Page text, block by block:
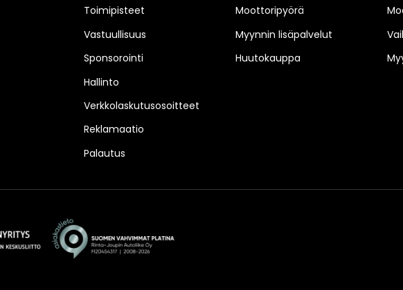
Toimipisteet
Vastuullisuus
Sponsorointi
Hallinto
Verkkolaskutusosoitteet
Reklamaatio
Palautus
Moottoripyörä
Myynnin lisäpalvelut
Huutokauppa